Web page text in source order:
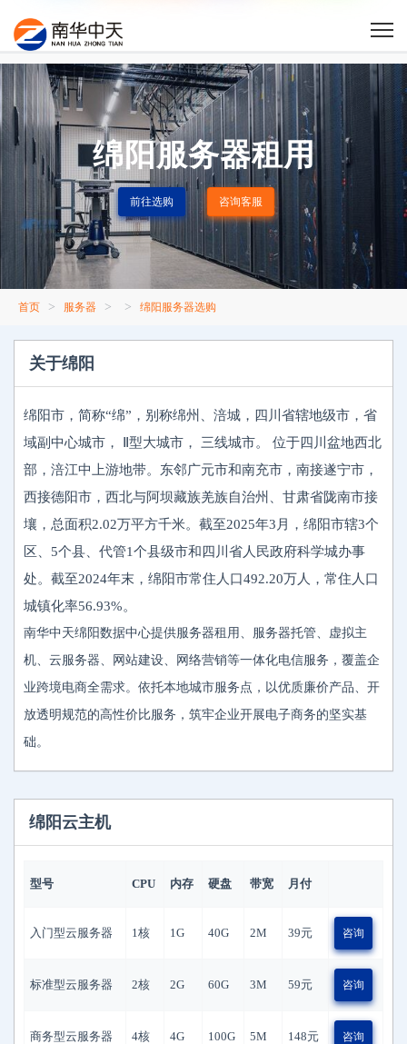
绵阳服务器租用
前往选购 咨询客服
首页 > 服务器 > > 绵阳服务器选购
关于绵阳
绵阳市，简称“绵”，别称绵州、涪城，四川省辖地级市，省
域副中心城市， Ⅱ型大城市， 三线城市。 位于四川盆地西北
部，涪江中上游地带。东邻广元市和南充市，南接遂宁市，
西接德阳市，西北与阿坝藏族羌族自治州、甘肃省陇南市接
壤，总面积2.02万平方千米。截至2025年3月，绵阳市辖3个
区、5个县、代管1个县级市和四川省人民政府科学城办事
处。截至2024年末，绵阳市常住人口492.20万人，常住人口
城镇化率56.93%。
南华中天绵阳数据中心提供服务器租用、服务器托管、虚拟主
机、云服务器、网站建设、网络营销等一体化电信服务，覆盖企
业跨境电商全需求。依托本地城市服务点，以优质廉价产品、开
放透明规范的高性价比服务，筑牢企业开展电子商务的坚实基
础。
绵阳云主机
型号 CPU 内存 硬盘 带宽 月付
入门型云服务器 1核 1G 40G 2M 39元 咨询
标准型云服务器 2核 2G 60G 3M 59元 咨询
商务型云服务器 4核 4G 100G 5M 148元 咨询